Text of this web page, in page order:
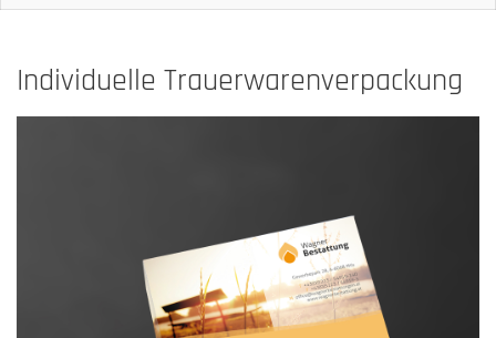
Individuelle Trauerwarenverpackung